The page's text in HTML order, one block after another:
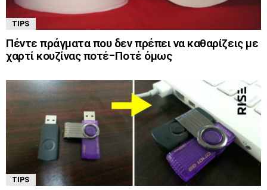
TIPS
Πέντε πράγματα που δεν πρέπει να καθαρίζεις με
χαρτί κουζίνας ποτέ-Ποτέ όμως
TIPS